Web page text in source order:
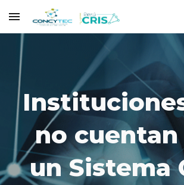
Skip to main content
no cuentan
un Sistema